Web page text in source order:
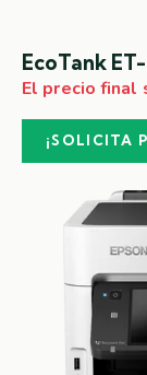
EcoTank
El precio final
¡SOLICITA